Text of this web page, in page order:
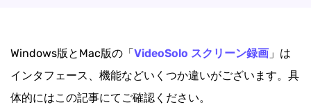
Windows版とMac版の「VideoSolo スクリーン録画 」は
インタフェース、機能などいくつか違いがございます。具
体的にはこの記事にてご確認ください。